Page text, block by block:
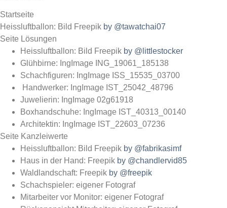
Startseite
Heissluftballon: Bild Freepik by @tawatchai07
Seite Lösungen
Heissluftballon: Bild Freepik by @littlestocker
Glühbirne: IngImage ING_19061_185138
Schachfiguren: IngImage ISS_15535_03700
Handwerker: IngImage IST_25042_48796
Juwelierin: IngImage 02g61918
Boxhandschuhe: IngImage IST_40313_00140
Architektin: IngImage IST_22603_07236
Seite Kanzleiwerte
Heissluftballon: Bild Freepik by @fabrikasimf
Haus in der Hand: Freepik by @chandlervid85
Waldlandschaft: Freepik by @freepik
Schachspieler: eigener Fotograf
Mitarbeiter vor Monitor: eigener Fotograf